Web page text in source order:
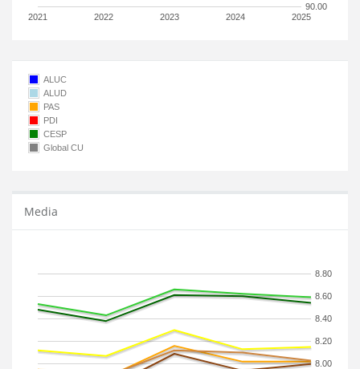
2021 2022 2023 2024 2025
90.00
ALUC
ALUD
PAS
PDI
CESP
Global CU
Media
8.00
8.20
8.40
8.60
8.80